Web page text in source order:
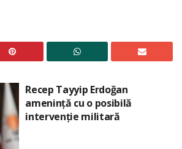
Recep Tayyip Erdoğan
amenință cu o posibilă
intervenție militară